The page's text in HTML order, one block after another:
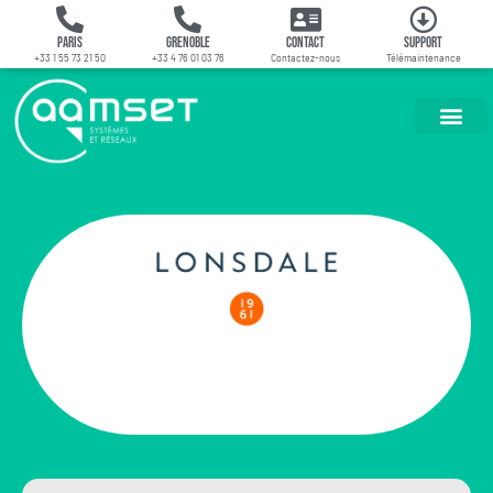
Paris
+33 1 55 73 21 50
Grenoble
+33 4 76 01 03 76
Contact
Contactez-nous
Support
Télémaintenance